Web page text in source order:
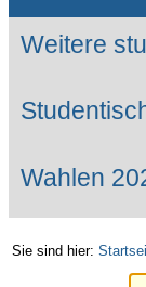
Weitere
Wahlen
Sie sind hier: